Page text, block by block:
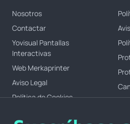
Nosotros
Contactar
Yovisual Pantallas
Interactivas
Web Merkaprinter
Aviso Legal
Política de Cookies